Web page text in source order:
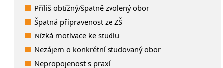
Příliš obtížný/špatně zvolený obor
Špatná připravenost ze ZŠ
Nízká motivace ke studiu
Nezájem o konkrétní studovaný obor
Nepropojenost s praxí